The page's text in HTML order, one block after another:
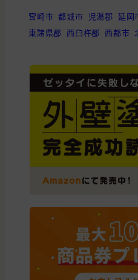
宮崎市 都城市 児湯郡 延岡
東諸県郡 西臼杵郡 西都市